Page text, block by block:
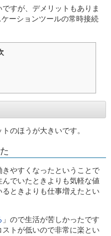
すが、デメリットもありま
ーションツールの常時接続
のほうが大きいです。
やすくなったということで
でいたときよりも気軽な値
ときよりも仕事増えたとい
」ので生活が苦しかったです
トが低いので非常に楽とい